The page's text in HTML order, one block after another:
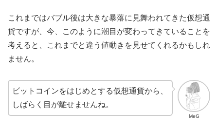
これまではバブル後は大きな暴落に見舞われてきた仮想通
貨ですが、今、このように潮目が変わってきていることを
考えると、これまでと違う値動きを見せてくれるかもしれ
ません。
MeG
ビットコインをはじめとする仮想通貨から、
しばらく目が離せませんね。